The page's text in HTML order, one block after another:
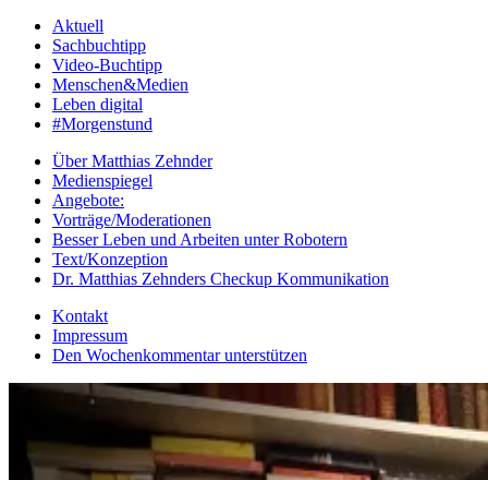
Aktuell
Sachbuchtipp
Video-Buchtipp
Menschen&Medien
Leben digital
#Morgenstund
Über Matthias Zehnder
Medienspiegel
Angebote:
Vorträge/Moderationen
Besser Leben und Arbeiten unter Robotern
Text/Konzeption
Dr. Matthias Zehnders Checkup Kommunikation
Kontakt
Impressum
Den Wochenkommentar unterstützen